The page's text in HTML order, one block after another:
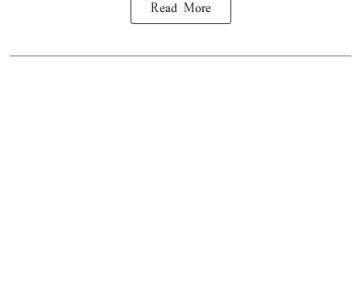
Read More